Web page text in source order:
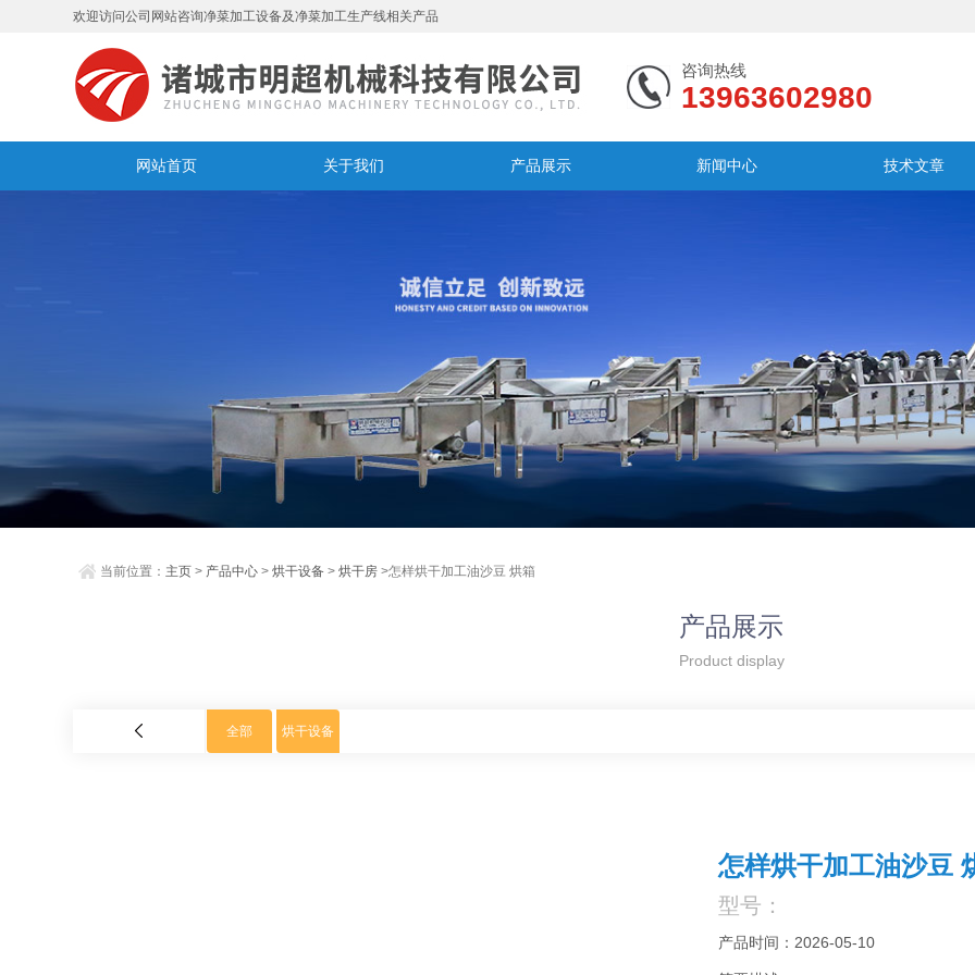
欢迎访问公司网站咨询净菜加工设备及净菜加工生产线相关产品
咨询热线
13963602980
网站首页 关于我们 产品展示 新闻中心 技术文章
当前位置： 主页 > 产品中心 >烘干设备 >烘干房 >怎样烘干加工油沙豆 烘箱
产品展示
Product display
全部 烘干设备
怎样烘干加工油沙豆
型号：
产品时间：2026-05-10